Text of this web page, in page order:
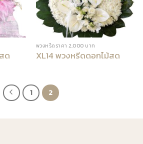
ด
พวงหรีดราคา 2,000 บาท
XL14 พวงหรีดดอกไม้สด
1 2